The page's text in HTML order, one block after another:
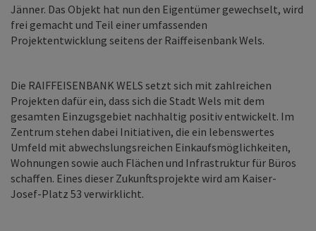
Jänner. Das Objekt hat nun den Eigentümer gewechselt, wird
frei gemacht und Teil einer umfassenden
Projektentwicklung seitens der Raiffeisenbank Wels.
Die RAIFFEISENBANK WELS setzt sich mit zahlreichen
Projekten dafür ein, dass sich die Stadt Wels mit dem
gesamten Einzugsgebiet nachhaltig positiv entwickelt. Im
Zentrum stehen dabei Initiativen, die ein lebenswertes
Umfeld mit abwechslungsreichen Einkaufsmöglichkeiten,
Wohnungen sowie auch Flächen und Infrastruktur für Büros
schaffen. Eines dieser Zukunftsprojekte wird am Kaiser-
Josef-Platz 53 verwirklicht.